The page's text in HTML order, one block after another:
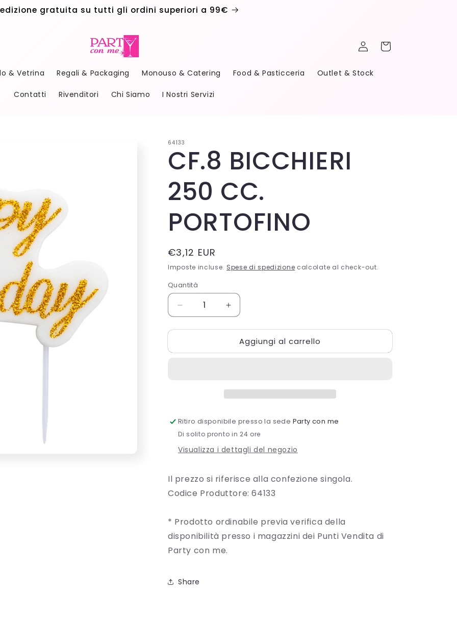
gratuita su tutti gli ordini superiori a 99€
& Vetrina Regali & Packaging Monouso & Catering Food & Pasticceria Outlet & Stock
Contatti Rivenditori Chi Siamo I Nostri Servizi
Accedi Carrello
64133
CF.8 BICCHIERI
250 CC.
PORTOFINO
Prezzo
di
listino
€3,12 EUR
Imposte incluse. Spese di spedizione calcolate al check-out.
Quantità
Quantità
Diminuisci
quantità
per
BICCHIERI
Aumenta
quantità
per
CF.8
BICCHIERI
Aggiungi al carrello
Ritiro disponibile presso la sede Party con me
Di solito pronto in 24 ore
Visualizza i dettagli del negozio
Il prezzo si riferisce alla confezione singola.
Codice Produttore: 64133
* Prodotto ordinabile previa verifica della
disponibilità presso i magazzini dei Punti Vendita di
Party con me.
Share